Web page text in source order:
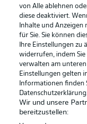
Nach einem
gibt es den
bringt die Kugel
aufmerksam.
Der Ball rollt
Los geht's.
von Alle ablehnen
diese deaktiviert.
Inhalte und
für Sie. Sie können
Ihre Einstellungen zu
widerrufen, indem
verwalten am unteren
Einstellungen gelten
Informationen finden
Wir und unsere
bereitzustellen: